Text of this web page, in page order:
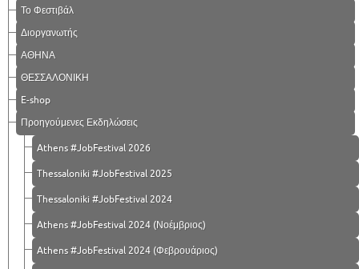
Το Φεστιβάλ
Διοργανωτής
ΑΘΗΝΑ
ΘΕΣΣΑΛΟΝΙΚΗ
E-shop
Προηγούμενες Εκδηλώσεις
Athens #JobFestival 2026
Thessaloniki #JobFestival 2025
Thessaloniki #JobFestival 2024
Athens #JobFestival 2024 (Νοέμβριος)
Athens #JobFestival 2024 (Φεβρουάριος)